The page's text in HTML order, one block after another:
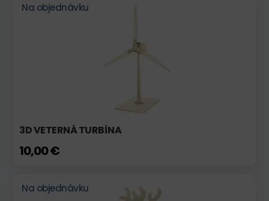
Na objednávku
3D VETERNÁ TURBÍNA
10,00 €
Na objednávku